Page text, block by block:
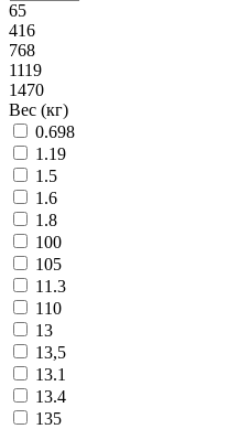
65
416
768
1119
1470
Вес (кг)
0.698
1.19
1.5
1.6
1.8
100
105
11.3
110
13
13,5
13.1
13.4
135